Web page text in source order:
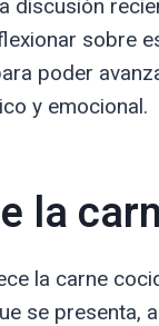
discusión
sobre
poder
y emocional.
la
la carne
se presenta,